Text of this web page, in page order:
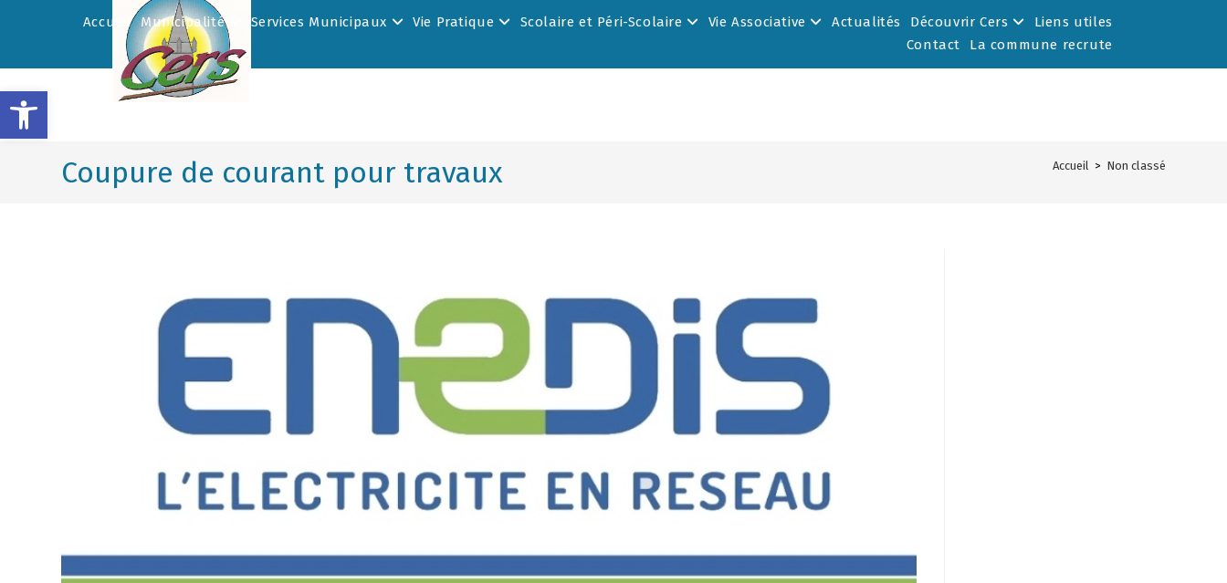
Accueil Municipalité Services Municipaux Vie Pratique Scolaire et Péri-Scolaire Vie Associative Actualités Découvrir Cers
Liens utiles
Contact
La commune recrute
Coupure de courant pour travaux Accueil > Non classé
Ouvrir la barre d’outils